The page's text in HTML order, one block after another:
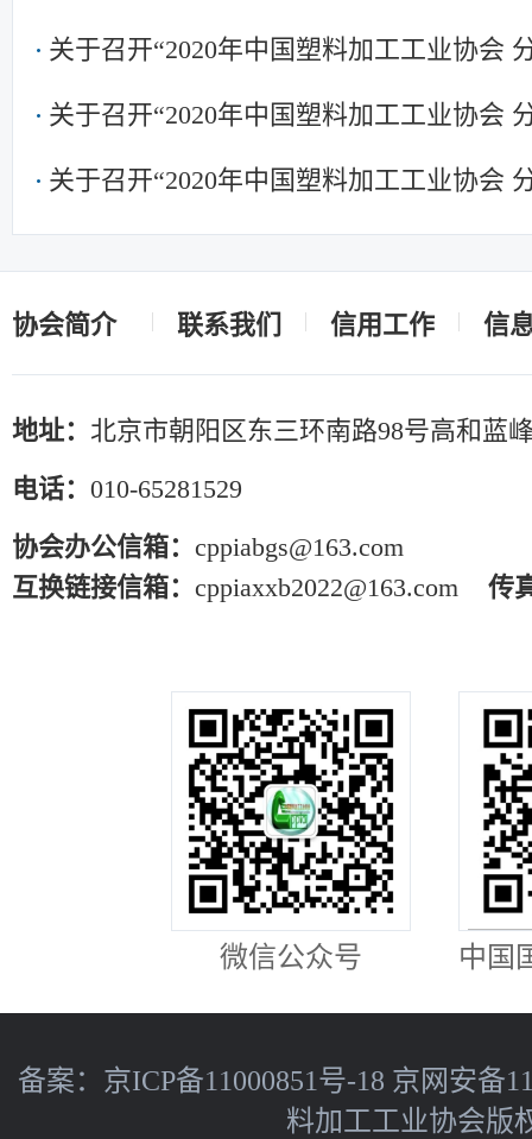
关于召开“2020年中国塑料加工工业协会
关于召开“2020年中国塑料加工工业协会
关于召开“2020年中国塑料加工工业协会
协会简介 联系我们 信用工作 信
地址： 北京市朝阳区东三环南路98号高和蓝
电话： 010-65281529
协会办公信箱： cppiabgs@163.com
互换链接信箱： cppiaxxb2022@163.com 传
微信公众号 中国
备案： 京ICP备11000851号-18 京网安备
料加工工业协会版